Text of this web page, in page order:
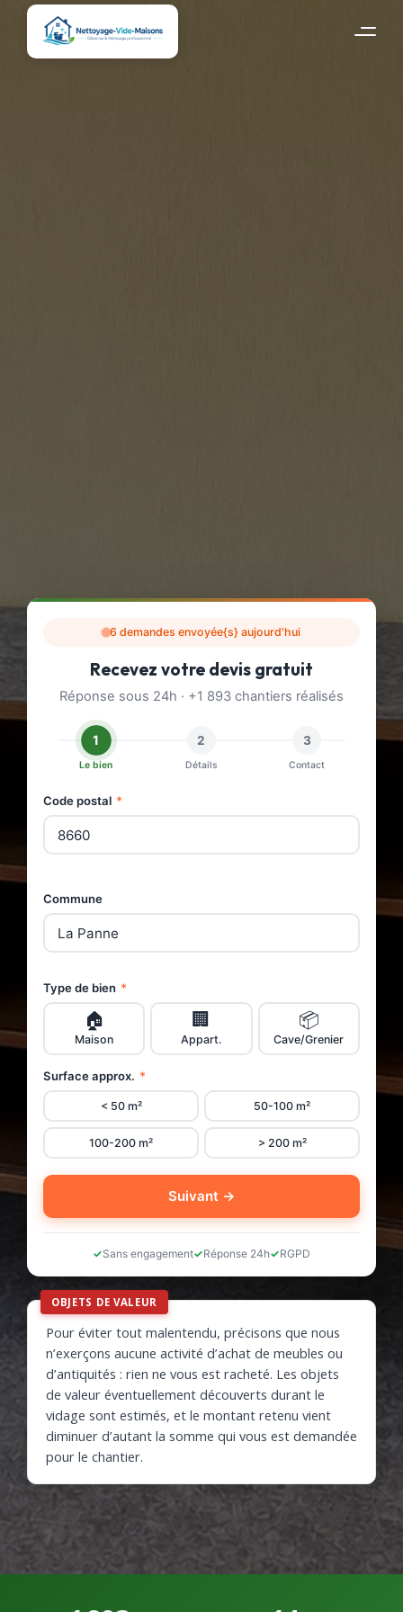
6 demandes envoyée{s} aujourd'hui
Recevez votre devis gratuit
Réponse sous 24h · +1 893 chantiers réalisés
1
Le bien
2
Détails
3
Contact
Code postal *
Commune
Type de bien *
🏠
Maison
🏢
Appart.
📦
Cave/Grenier
Surface approx. *
< 50 m² 50-100 m²
100-200 m² > 200 m²
Suivant →
Sans engagement Réponse 24h RGPD
OBJETS DE VALEUR
Pour éviter tout malentendu, précisons que nous
n’exerçons aucune activité d’achat de meubles ou
d’antiquités : rien ne vous est racheté. Les objets
de valeur éventuellement découverts durant le
vidage sont estimés, et le montant retenu vient
diminuer d’autant la somme qui vous est demandée
pour le chantier.